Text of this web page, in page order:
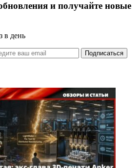
и получайте новые
в день